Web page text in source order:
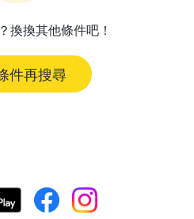
換換其他條件吧！
件再搜尋